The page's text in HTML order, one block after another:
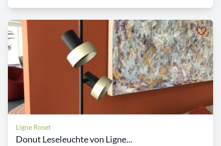
Ligne Roset
Donut Leseleuchte von Ligne...